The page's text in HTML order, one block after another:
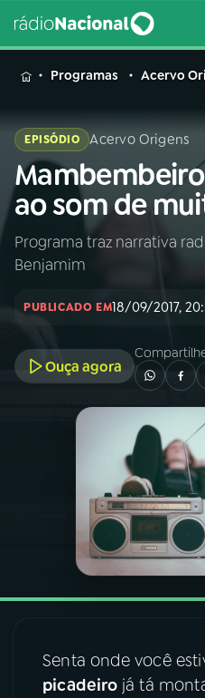
MENU
Buscar
na
Rádio
Nacional
PROGRAMAÇÃO
PROGRAMAS
PODCASTS
07ÚLTIMAS
Programas Acervo
EPISÓDIO Acervo Origens
ao som de
Programa traz narrativa
Benjamim
PUBLICADO EM18/09/2017,
Ouça agora
Senta onde você
picadeiro já tá